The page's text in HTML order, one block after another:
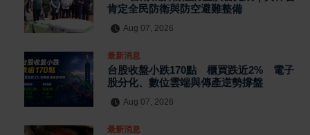
肯定全民防衛與防空避難整備
Aug 07, 2026
最新消息
台股收盤小跌170點 櫃買跌近2% 電子
股分化、數位雲端與傳產逆勢撐盤
Aug 07, 2026
最新消息